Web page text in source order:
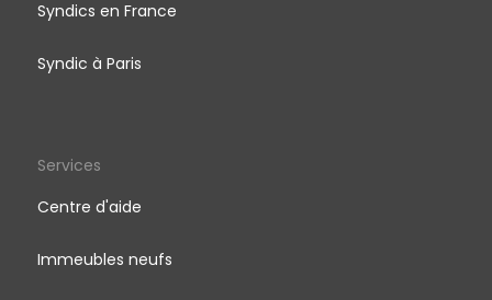
Syndics en France
Syndic à Paris
Services
Centre d'aide
Immeubles neufs